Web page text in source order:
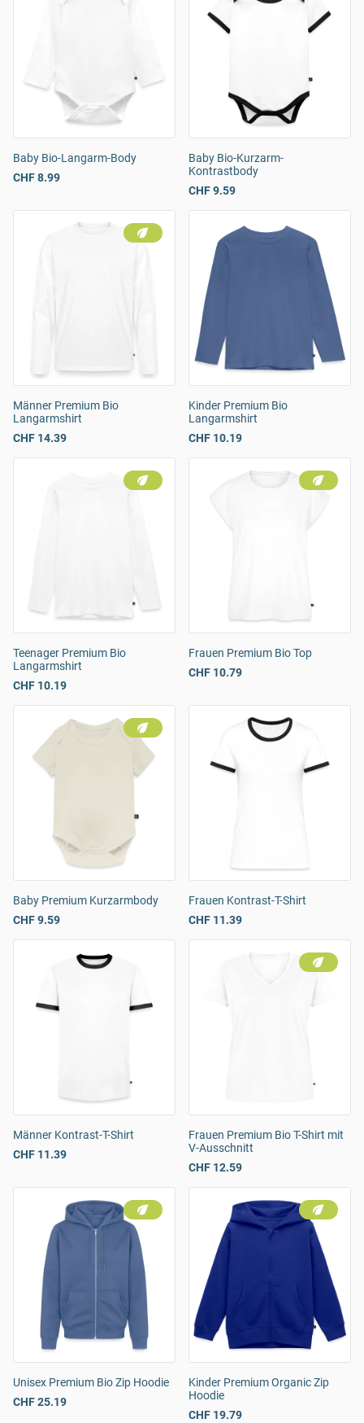
Baby Bio-Langarm-Body
CHF 8.99
Baby Bio-Kurzarm-
Kontrastbody
CHF 9.59
Männer Premium Bio
Langarmshirt
CHF 14.39
Kinder Premium Bio
Langarmshirt
CHF 10.19
Teenager Premium Bio
Langarmshirt
CHF 10.19
Frauen Premium Bio Top
CHF 10.79
Baby Premium Kurzarmbody
CHF 9.59
Frauen Kontrast-T-Shirt
CHF 11.39
Männer Kontrast-T-Shirt
CHF 11.39
Frauen Premium Bio T-Shirt mit
V-Ausschnitt
CHF 12.59
Unisex Premium Bio Zip Hoodie
CHF 25.19
Kinder Premium Organic Zip
Hoodie
CHF 19.79